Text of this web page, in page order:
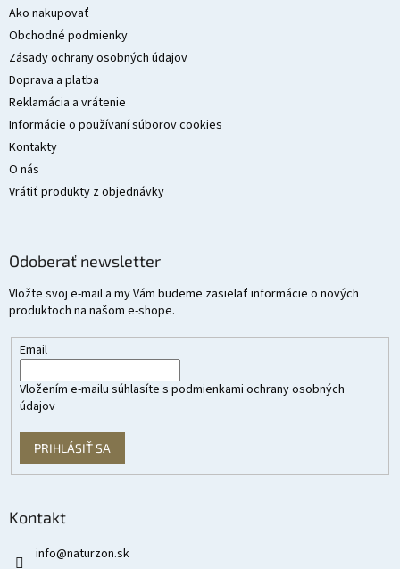
Ako nakupovať
Obchodné podmienky
Zásady ochrany osobných údajov
Doprava a platba
Reklamácia a vrátenie
Informácie o používaní súborov cookies
Kontakty
O nás
Vrátiť produkty z objednávky
Odoberať newsletter
Vložte svoj e-mail a my Vám budeme zasielať informácie o nových
produktoch na našom e-shope.
Email
Vložením e-mailu súhlasíte s podmienkami ochrany osobných
údajov
PRIHLÁSIŤ SA
Kontakt
info@naturzon.sk